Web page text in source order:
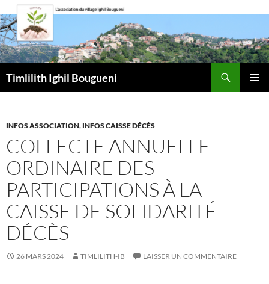
Aller
au
contenu
Timlilith Ighil Bougueni
INFOS ASSOCIATION, INFOS CAISSE DÉCÈS
COLLECTE ANNUELLE
ORDINAIRE DES
PARTICIPATIONS À LA
CAISSE DE SOLIDARITÉ
DÉCÈS
26 MARS 2024 TIMLILITH-IB LAISSER UN COMMENTAIRE